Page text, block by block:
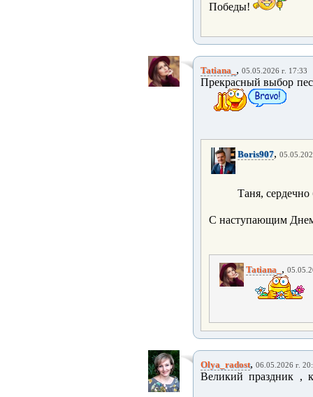
Победы!
Tatiana_ , 05.05.2026 г. 17:33
Прекрасный выбор
Boris907,
Таня,
С наступающим
Tatiana_ ,
Olya_radost, 06.05.2026 г.
Великий праздник ,